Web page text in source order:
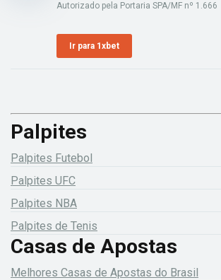
Autorizado pela Portaria SPA/MF nº 1.666
Ir para 1xbet
Palpites
Palpites Futebol
Palpites UFC
Palpites NBA
Palpites de Tenis
Casas de Apostas
Melhores Casas de Apostas do Brasil